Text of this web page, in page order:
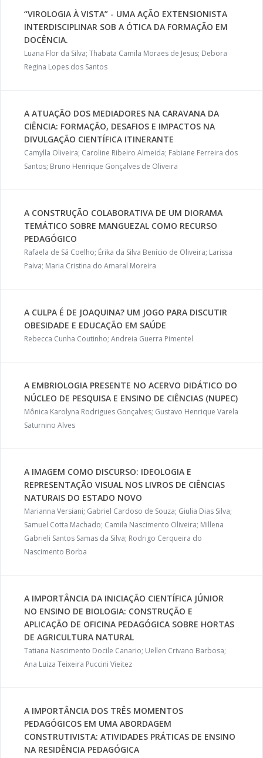
“VIROLOGIA À VISTA” - UMA AÇÃO EXTENSIONISTA
INTERDISCIPLINAR SOB A ÓTICA DA FORMAÇÃO EM
DOCÊNCIA.
Luana Flor da Silva; Thabata Camila Moraes de Jesus; Debora
Regina Lopes dos Santos
A ATUAÇÃO DOS MEDIADORES NA CARAVANA DA
CIÊNCIA: FORMAÇÃO, DESAFIOS E IMPACTOS NA
DIVULGAÇÃO CIENTÍFICA ITINERANTE
Camylla Oliveira; Caroline Ribeiro Almeida; Fabiane Ferreira dos
Santos; Bruno Henrique Gonçalves de Oliveira
A CONSTRUÇÃO COLABORATIVA DE UM DIORAMA
TEMÁTICO SOBRE MANGUEZAL COMO RECURSO
PEDAGÓGICO
Rafaela de Sá Coelho; Érika da Silva Benício de Oliveira; Larissa
Paiva; Maria Cristina do Amaral Moreira
A CULPA É DE JOAQUINA? UM JOGO PARA DISCUTIR
OBESIDADE E EDUCAÇÃO EM SAÚDE
Rebecca Cunha Coutinho; Andreia Guerra Pimentel
A EMBRIOLOGIA PRESENTE NO ACERVO DIDÁTICO DO
NÚCLEO DE PESQUISA E ENSINO DE CIÊNCIAS (NUPEC)
Mônica Karolyna Rodrigues Gonçalves; Gustavo Henrique Varela
Saturnino Alves
A IMAGEM COMO DISCURSO: IDEOLOGIA E
REPRESENTAÇÃO VISUAL NOS LIVROS DE CIÊNCIAS
NATURAIS DO ESTADO NOVO
Marianna Versiani; Gabriel Cardoso de Souza; Giulia Dias Silva;
Samuel Cotta Machado; Camila Nascimento Oliveira; Millena
Gabrieli Santos Samas da Silva; Rodrigo Cerqueira do
Nascimento Borba
A IMPORTÂNCIA DA INICIAÇÃO CIENTÍFICA JÚNIOR
NO ENSINO DE BIOLOGIA: CONSTRUÇÃO E
APLICAÇÃO DE OFICINA PEDAGÓGICA SOBRE HORTAS
DE AGRICULTURA NATURAL
Tatiana Nascimento Docile Canario; Uellen Crivano Barbosa;
Ana Luiza Teixeira Puccini Vieitez
A IMPORTÂNCIA DOS TRÊS MOMENTOS
PEDAGÓGICOS EM UMA ABORDAGEM
CONSTRUTIVISTA: ATIVIDADES PRÁTICAS DE ENSINO
NA RESIDÊNCIA PEDAGÓGICA